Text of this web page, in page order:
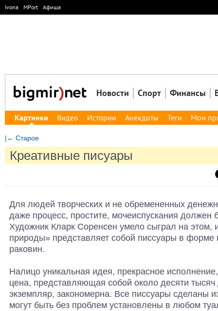
Ivona MPort Афиша
Новости Спорт Финансы
Картинки Видео Истории Анекдоты Теги Мои
|← Старое
Креативные писуары
Для людей творческих и не обремененных
даже процесс, простите, мочеиспускания должен
Художник Кларк Соренсен умело сыграл на этом,
природы» представляет собой писсуары в форме
раковин.
Налицо уникальная идея, прекрасное
цена, представляющая собой около десяти
экземпляр, закономерна. Все писсуары сделаны
могут быть без проблем установлены в любом